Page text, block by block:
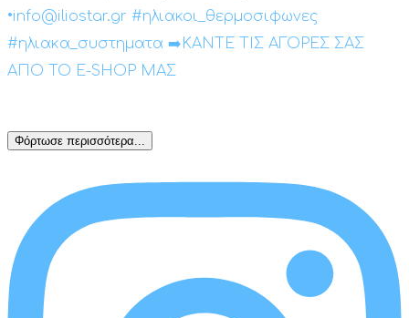
•info@iliostar.gr #ηλιακοι_θερμοσιφωνες
#ηλιακα_συστηματα ➡️ΚΑΝΤΕ ΤΙΣ ΑΓΟΡΕΣ ΣΑΣ
ΑΠΟ ΤΟ E-SHOP ΜΑΣ
Φόρτωσε περισσότερα...